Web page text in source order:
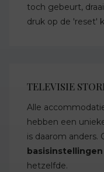
toch gebeurt,
druk op de 'reset'
TELEVISIE
Alle
hebben een
is daarom anders.
basisinstellingen
hetzelfde.